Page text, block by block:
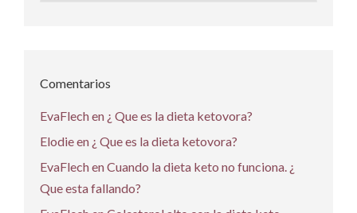
Comentarios
EvaFlechen ¿ Que es la dieta ketovora?
Elodieen ¿ Que es la dieta ketovora?
EvaFlechenCuando la dieta keto no funciona. ¿
Que esta fallando?